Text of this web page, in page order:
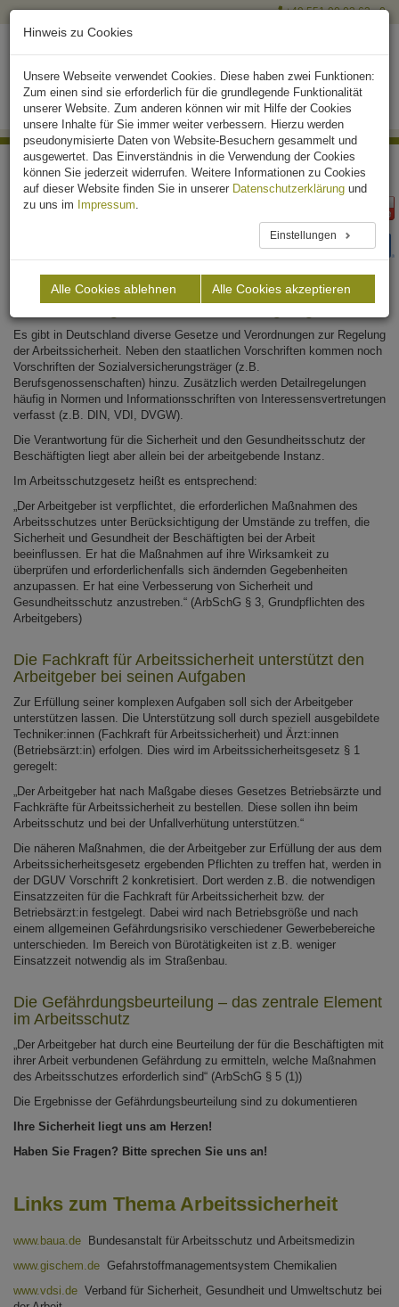
+49 551 90 03 63 - 0
Home Rechtsgrundlage
Rechtsgrundlage Arbeitssicherheit
Arbeitssicherheit oder auch Arbeitsschutz bedeutet, die Sicherheit und
den Gesundheitsschutz von Beschäftigten bei der Arbeit durch gezielte
Es gibt in Deutschland diverse Gesetze und Verordnungen zur Regelung
der Arbeitssicherheit. Neben den staatlichen Vorschriften kommen noch
Vorschriften der Sozialversicherungsträger (z.B.
Berufsgenossenschaften) hinzu. Zusätzlich werden Detailregelungen
häufig in Normen und Informationsschriften von Interessensvertretungen
verfasst (z.B. DIN, VDI, DVGW).
Die Verantwortung für die Sicherheit und den Gesundheitsschutz der
Beschäftigten liegt aber allein bei der arbeitgebende Instanz.
Im Arbeitsschutzgesetz heißt es entsprechend:
„Der Arbeitgeber ist verpflichtet, die erforderlichen Maßnahmen des
Arbeitsschutzes unter Berücksichtigung der Umstände zu treffen, die
Sicherheit und Gesundheit der Beschäftigten bei der Arbeit
beeinflussen. Er hat die Maßnahmen auf ihre Wirksamkeit zu
überprüfen und erforderlichenfalls sich ändernden Gegebenheiten
anzupassen. Er hat eine Verbesserung von Sicherheit und
Gesundheitsschutz anzustreben.“ (ArbSchG § 3, Grundpflichten des
Arbeitgebers)
Die Fachkraft für Arbeitssicherheit unterstützt den
Arbeitgeber bei seinen Aufgaben
Zur Erfüllung seiner komplexen Aufgaben soll sich der Arbeitgeber
unterstützen lassen. Die Unterstützung soll durch speziell ausgebildete
Techniker:innen (Fachkraft für Arbeitssicherheit) und Ärzt:innen
(Betriebsärzt:in) erfolgen. Dies wird im Arbeitssicherheitsgesetz § 1
geregelt:
„Der Arbeitgeber hat nach Maßgabe dieses Gesetzes Betriebsärzte und
Fachkräfte für Arbeitssicherheit zu bestellen. Diese sollen ihn beim
Arbeitsschutz und bei der Unfallverhütung unterstützen.“
Die näheren Maßnahmen, die der Arbeitgeber zur Erfüllung der aus dem
Arbeitssicherheitsgesetz ergebenden Pflichten zu treffen hat, werden in
der DGUV Vorschrift 2 konkretisiert. Dort werden z.B. die notwendigen
Einsatzzeiten für die Fachkraft für Arbeitssicherheit bzw. der
Betriebsärzt:in festgelegt. Dabei wird nach Betriebsgröße und nach
einem allgemeinen Gefährdungsrisiko verschiedener Gewerbebereiche
unterschieden. Im Bereich von Bürotätigkeiten ist z.B. weniger
Einsatzzeit notwendig als im Straßenbau.
Die Gefährdungsbeurteilung – das zentrale Element
im Arbeitsschutz
„Der Arbeitgeber hat durch eine Beurteilung der für die Beschäftigten mit
ihrer Arbeit verbundenen Gefährdung zu ermitteln, welche Maßnahmen
des Arbeitsschutzes erforderlich sind“ (ArbSchG § 5 (1))
Die Ergebnisse der Gefährdungsbeurteilung sind zu dokumentieren
Ihre Sicherheit liegt uns am Herzen!
Haben Sie Fragen? Bitte sprechen Sie uns an!
Links zum Thema Arbeitssicherheit
www.baua.de Bundesanstalt für Arbeitsschutz und Arbeitsmedizin
www.gischem.de Gefahrstoffmanagementsystem Chemikalien
www.vdsi.de Verband für Sicherheit, Gesundheit und Umweltschutz bei
Hinweis zu Cookies
Unsere Webseite verwendet Cookies. Diese haben zwei Funktionen:
Zum einen sind sie erforderlich für die grundlegende Funktionalität
unserer Website. Zum anderen können wir mit Hilfe der Cookies
unsere Inhalte für Sie immer weiter verbessern. Hierzu werden
pseudonymisierte Daten von Website-Besuchern gesammelt und
ausgewertet. Das Einverständnis in die Verwendung der Cookies
können Sie jederzeit widerrufen. Weitere Informationen zu Cookies
auf dieser Website finden Sie in unserer Datenschutzerklärung und
zu uns im Impressum.
Einstellungen
Alle Cookies ablehnen Alle Cookies akzeptieren